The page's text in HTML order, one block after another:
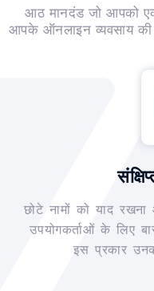
आठ मानदंड जो आपको
आपके ऑनलाइन व्यवसाय
छोटे नामों को याद
उपयोगकर्ताओं के लिए
इस प्रकार